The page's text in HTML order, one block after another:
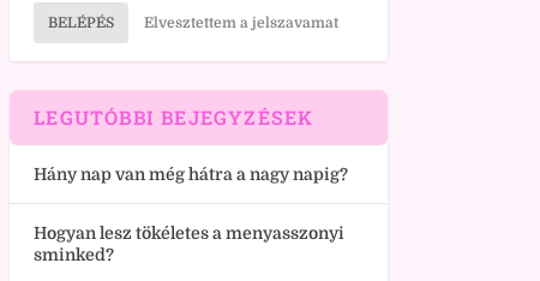
BELÉPÉS Elvesztettem a jelszavamat
LEGUTÓBBI BEJEGYZÉSEK
Hány nap van még hátra a nagy napig?
Hogyan lesz tökéletes a menyasszonyi
sminked?